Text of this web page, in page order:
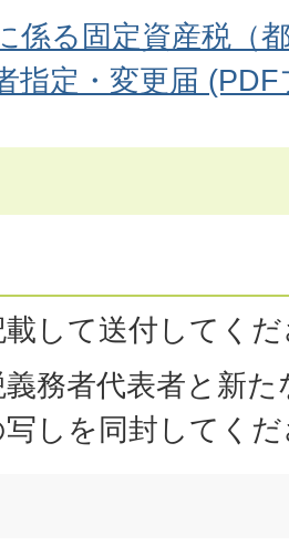
係る固定資産税（
指定・変更届
載して送付してく
務者代表者と新
写しを同封してく